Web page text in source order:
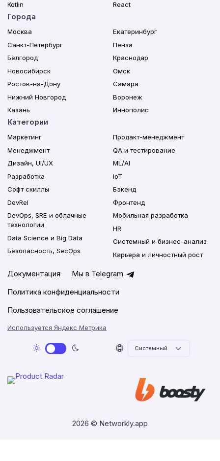
Kotlin
React
Города
Москва
Санкт-Петербург
Белгород
Новосибирск
Ростов-на-Дону
Нижний Новгород
Казань
Екатеринбург
Пенза
Краснодар
Омск
Самара
Воронеж
Иннополис
Категории
Маркетинг
Менеджмент
Дизайн, UI/UX
Разработка
Софт скиллы
DevRel
DevOps, SRE и облачные
технологии
Data Science и Big Data
Безопасность, SecOps
Продакт-менеджмент
QA и тестирование
ML/AI
IoT
Бэкенд
Фронтенд
Мобильная разработка
HR
Системный и бизнес-анализ
Карьера и личностный рост
Документация
Мы в Telegram
Политика конфиденциальности
Пользовательское соглашение
Используется Яндекс Метрика
2026 © Networkly.app